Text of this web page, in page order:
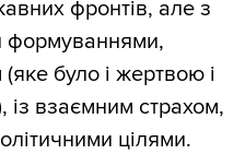
фронтів, але з
формуваннями,
було і жертвою і
із взаємним страхом,
цілями.